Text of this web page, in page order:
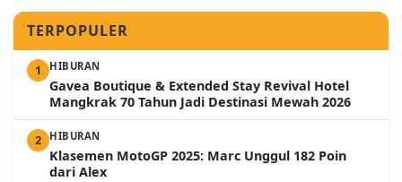
TERPOPULER
1 HIBURAN
Gavea Boutique & Extended Stay Revival Hotel
Mangkrak 70 Tahun Jadi Destinasi Mewah 2026
2 HIBURAN
Klasemen MotoGP 2025: Marc Unggul 182 Poin
dari Alex